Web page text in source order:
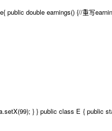
double earnings() {//重写
} } public class E { public